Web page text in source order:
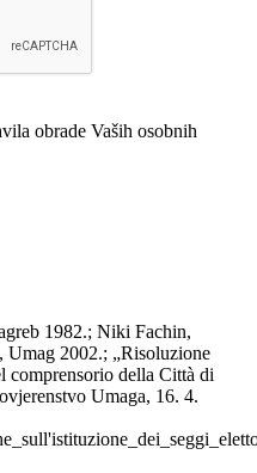
obrade Vaših osobnih
1982.; Niki Fachin,
, Umag 2002.; „Risoluzione
comprensorio della Città di
Umaga, 16. 4.